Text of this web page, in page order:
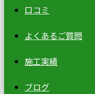
口コミ
よくあるご質問
施工実績
ブログ